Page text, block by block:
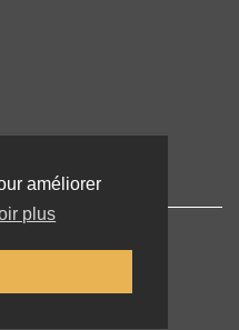
améliorer
plus
|Impressum